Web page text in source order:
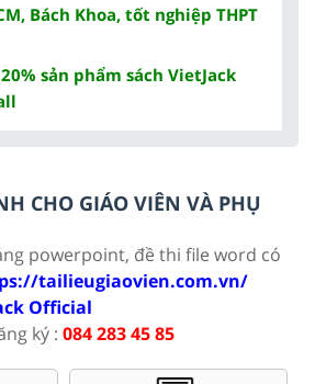
Bách Khoa, tốt nghiệp THPT
sản phẩm sách VietJack
CHO GIÁO VIÊN VÀ PHỤ
powerpoint, đề thi file word có
tailieugiaovien.com.vn/
Official
ký : 084 283 45 85